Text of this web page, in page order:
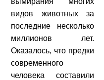
видов животных за
последние несколько
миллионов лет.
Оказалось, что предки
современного
человека составили